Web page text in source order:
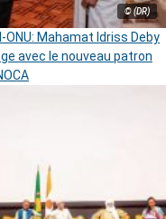
© (DR)
ONU: Mahamat Idriss Deby
avec le nouveau patron